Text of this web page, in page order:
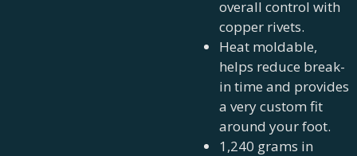
overall control with
copper rivets.
Heat moldable,
helps reduce break-
in time and provides
a very custom fit
around your foot.
1,240 grams in